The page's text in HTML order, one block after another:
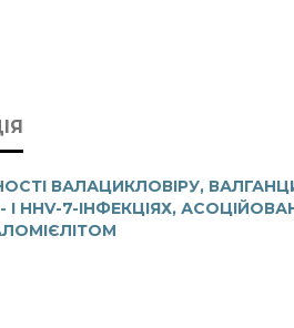
ВАЛАЦИКЛОВІРУ,
І HHV-7-ІНФЕКЦІЯХ,